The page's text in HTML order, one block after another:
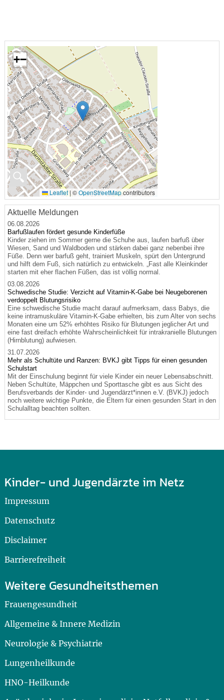
🔍
+−
Leaflet|©OpenStreetMapcontributors
Aktuelle Meldungen
06.08.2026
Barfußlaufen fördert gesunde Kinderfüße
Kinder ziehen im Sommer gerne die Schuhe aus, laufen barfuß über
Wiesen, Sand und Waldboden und stärken dabei ganz nebenbei ihre
Füße. Denn wer barfuß geht, trainiert Muskeln, spürt den Untergrund
und hilft dem Fuß, sich natürlich zu entwickeln. „Fast alle Kleinkinder
starten mit eher flachen Füßen, das ist völlig normal.
03.08.2026
Schwedische Studie: Verzicht auf Vitamin-K-Gabe bei Neugeborenen
verdoppelt Blutungsrisiko
Eine schwedische Studie macht darauf aufmerksam, dass Babys, die
keine intramuskuläre Vitamin-K-Gabe erhielten, bis zum Alter von sechs
Monaten eine um 52% erhöhtes Risiko für Blutungen jeglicher Art und
eine fast dreifach erhöhte Wahrscheinlichkeit für intrakranielle Blutungen
(Hirnblutung) aufwiesen.
31.07.2026
Mehr als Schultüte und Ranzen: BVKJ gibt Tipps für einen gesunden
Schulstart
Mit der Einschulung beginnt für viele Kinder ein neuer Lebensabschnitt.
Neben Schultüte, Mäppchen und Sporttasche gibt es aus Sicht des
Berufsverbands der Kinder- und Jugendärzt*innen e.V. (BVKJ) jedoch
noch weitere wichtige Punkte, die Eltern für einen gesunden Start in den
Schulalltag beachten sollten.
Kinder- und Jugendärzte im Netz
Impressum
Datenschutz
Disclaimer
Barrierefreiheit
Weitere Gesundheitsthemen
Frauengesundheit
Allgemeine & Innere Medizin
Neurologie & Psychiatrie
Lungenheilkunde
HNO-Heilkunde